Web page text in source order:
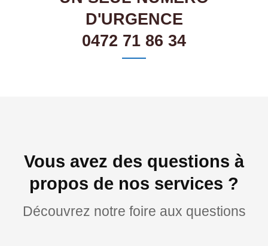
D'URGENCE
0472 71 86 34
Vous avez des questions à
propos de nos services ?
Découvrez notre foire aux questions